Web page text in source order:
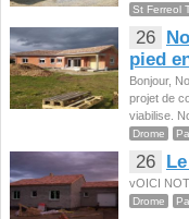
St Ferreol
26
pied
Bonjour,
projet de
viabilise.
Drome
26
vOICI
Drome